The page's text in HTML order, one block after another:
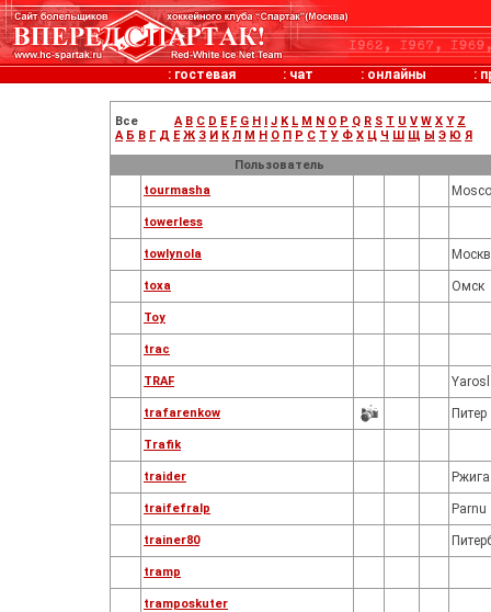
: гостевая : чат : онлайны :
Все A B C D E F G H I J K L M N O P Q R S T U V W X Y Z
А Б В Г Д Е Ж З И К Л М Н О П Р С Т У Ф Х Ц Ч Ш Щ Ы Э Ю Я
Пользователь
tourmasha
towerless
towlynola
toxa Омск
Toy
trac
TRAF
trafarenkow Питер
Trafik
traider
traifefralp Parnu
trainer80
tramp
tramposkuter